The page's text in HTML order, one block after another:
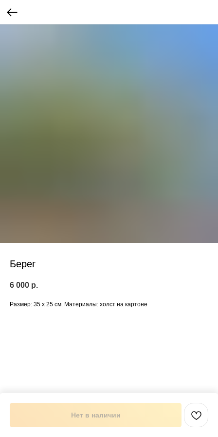
Берег
6 000 р.
Нет в наличии
Размер: 35 х 25 см. Материалы: холст на картоне